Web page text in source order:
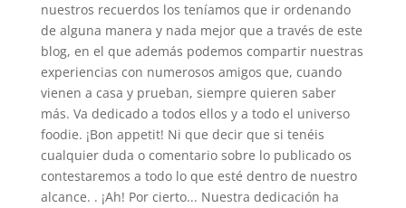
nuestros recuerdos los teníamos que ir ordenando
de alguna manera y nada mejor que a través de este
blog, en el que además podemos compartir nuestras
experiencias con numerosos amigos que, cuando
vienen a casa y prueban, siempre quieren saber
más. Va dedicado a todos ellos y a todo el universo
foodie. ¡Bon appetit! Ni que decir que si tenéis
cualquier duda o comentario sobre lo publicado os
contestaremos a todo lo que esté dentro de nuestro
alcance. . ¡Ah! Por cierto... Nuestra dedicación ha